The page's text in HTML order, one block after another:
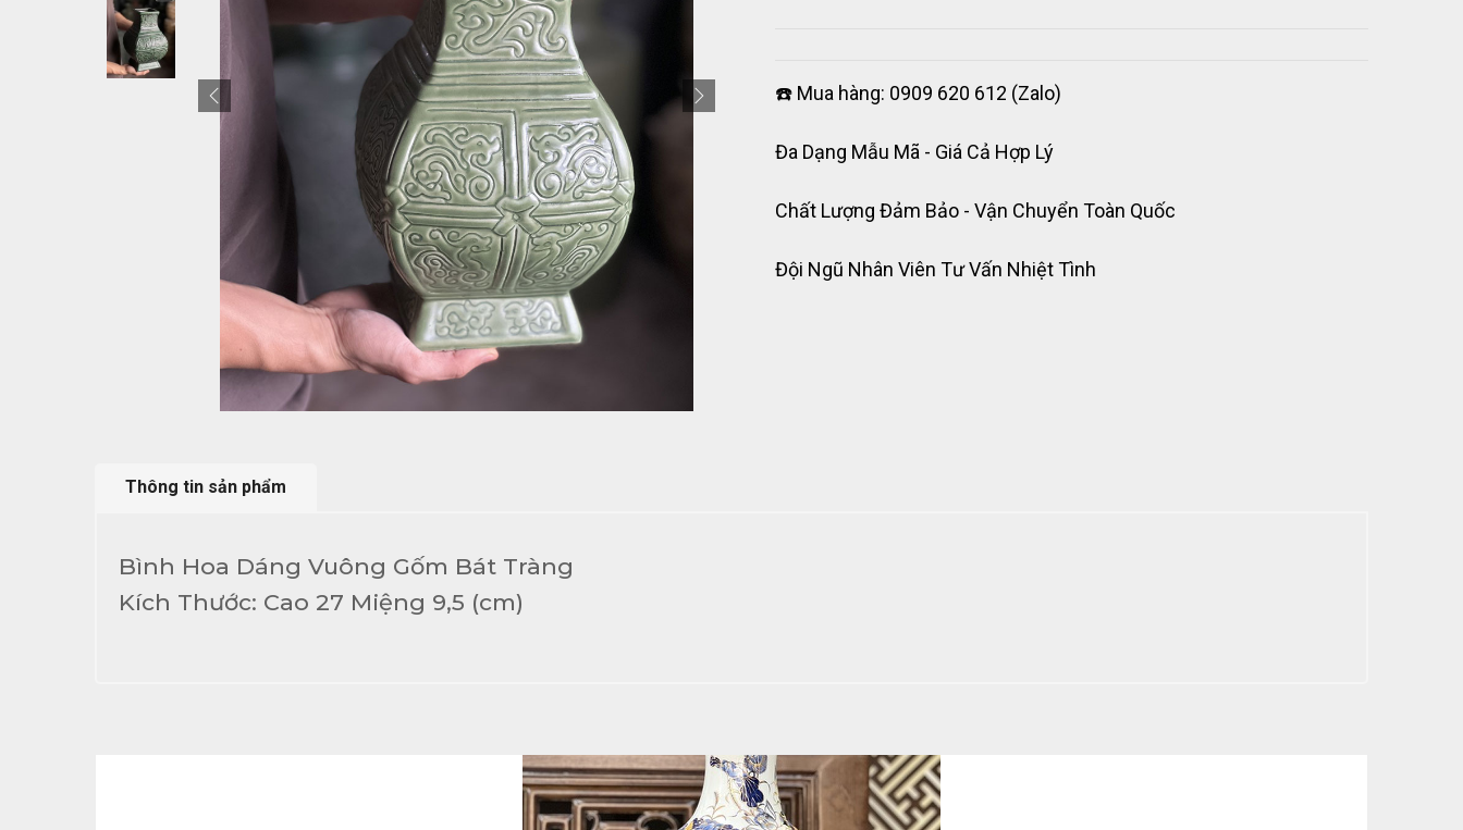
☎️ Mua hàng: 0909 620 612 (Zalo)
Đa Dạng Mẫu Mã - Giá Cả Hợp Lý
Chất Lượng Đảm Bảo - Vận Chuyển Toàn Quốc
Đội Ngũ Nhân Viên Tư Vấn Nhiệt Tình
Thông tin sản phẩm
Bình Hoa Dáng Vuông Gốm Bát Tràng
Kích Thước: Cao 27 Miệng 9,5 (cm)